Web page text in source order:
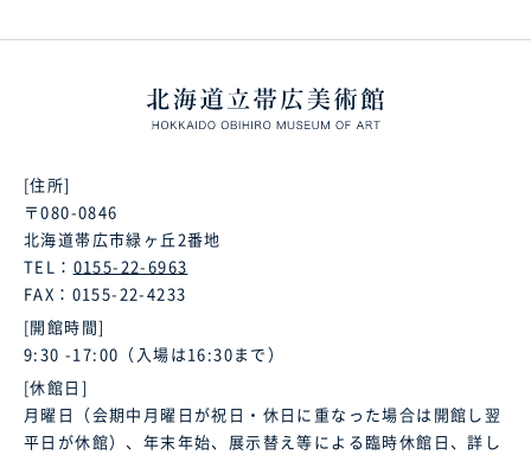
[住所]
〒080-0846
北海道帯広市緑ヶ丘2番地
TEL： 0155-22-6963
FAX：0155-22-4233
[開館時間]
9:30 -17:00（入場は16:30まで）
[休館日]
月曜日（会期中月曜日が祝日・休日に重なった場合は開館し翌
平日が休館）、年末年始、展示替え等による臨時休館日、詳し